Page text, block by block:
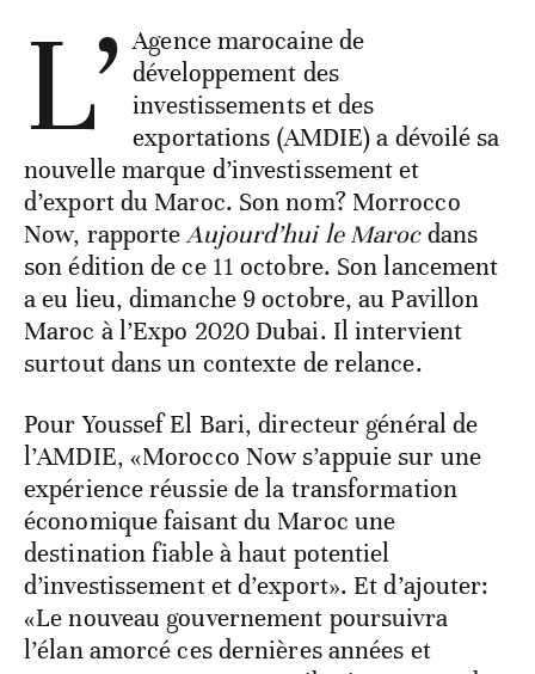
L’ Agence marocaine de
développement des
investissements et des
exportations (AMDIE) a dévoilé sa
nouvelle marque d’investissement et
d’export du Maroc. Son nom? Morrocco
Now, rapporteAujourd’hui le Marocdans
son édition de ce 11 octobre. Son lancement
a eu lieu, dimanche 9 octobre, au Pavillon
Maroc à l’Expo 2020 Dubai. Il intervient
surtout dans un contexte de relance.
Pour Youssef El Bari, directeur général de
l’AMDIE, «Morocco Now s’appuie sur une
expérience réussie de la transformation
économique faisant du Maroc une
destination fiable à haut potentiel
d’investissement et d’export». Et d’ajouter:
«Le nouveau gouvernement poursuivra
l’élan amorcé ces dernières années et